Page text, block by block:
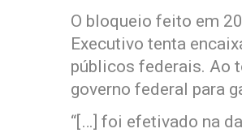
O bloqueio feito em
Executivo tenta
públicos federais. Ao
governo federal para
“[…] foi efetivado na